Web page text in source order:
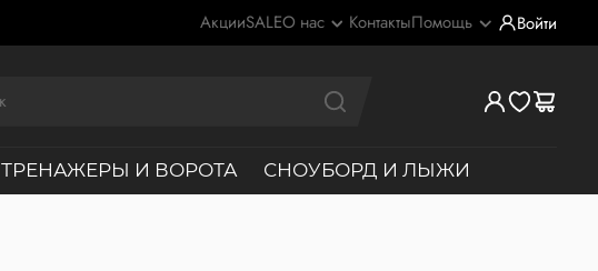
АкцииSALEО нас КонтактыПомощь Войти
ТРЕНАЖЕРЫ И ВОРОТА СНОУБОРД И ЛЫЖИ